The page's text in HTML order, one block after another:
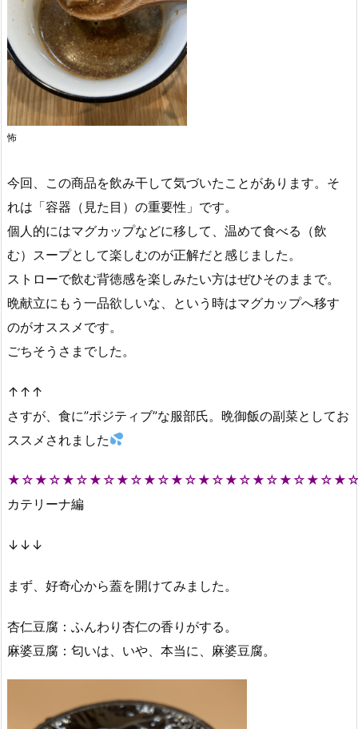
怖
今回、この商品を飲み干して気づいたことがあります。そ
れは「容器（見た目）の重要性」です。
個人的にはマグカップなどに移して、温めて食べる（飲
む）スープとして楽しむのが正解だと感じました。
ストローで飲む背徳感を楽しみたい方はぜひそのままで。
晩献立にもう一品欲しいな、という時はマグカップへ移す
のがオススメです。
ごちそうさまでした。
↑↑↑
さすが、食に”ポジティブ”な服部氏。晩御飯の副菜としてお
ススメされました
カテリーナ編
↓↓↓
まず、好奇心から蓋を開けてみました。
杏仁豆腐：ふんわり杏仁の香りがする。
麻婆豆腐：匂いは、いや、本当に、麻婆豆腐。